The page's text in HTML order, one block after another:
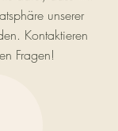
unserer
Kontaktieren
Fragen!